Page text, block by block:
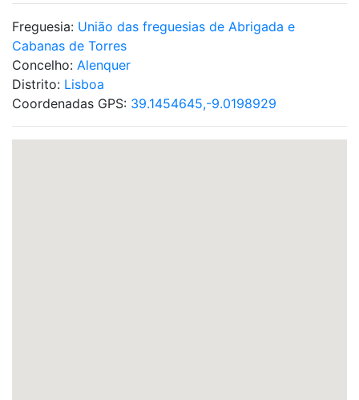
Freguesia: União das freguesias de Abrigada e
Cabanas de Torres
Concelho: Alenquer
Distrito: Lisboa
Coordenadas GPS: 39.1454645,-9.0198929